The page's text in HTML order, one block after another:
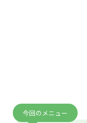
今回のメニュー